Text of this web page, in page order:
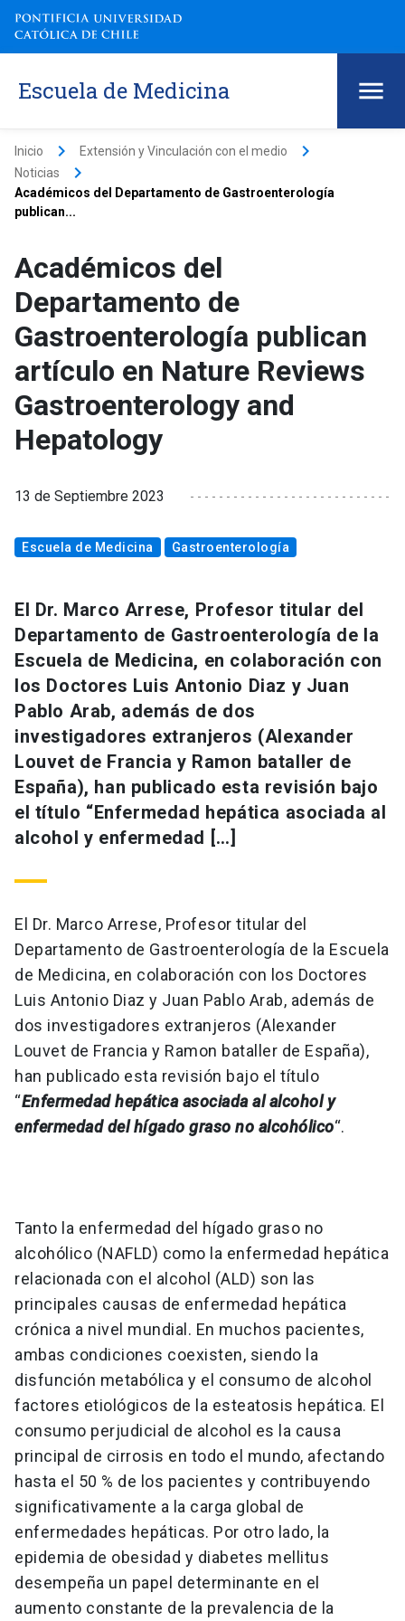
Escuela de Medicina
Inicio keyboard_arrow_right Extensión y Vinculación con el medio keyboard_arrow_right
Noticias keyboard_arrow_right
Académicos del Departamento de Gastroenterología
publican...
Académicos del
Departamento de
Gastroenterología publican
artículo en Nature Reviews
Gastroenterology and
Hepatology
13 de Septiembre 2023
Escuela de Medicina Gastroenterología
El Dr. Marco Arrese, Profesor titular del
Departamento de Gastroenterología de la
Escuela de Medicina, en colaboración con
los Doctores Luis Antonio Diaz y Juan
Pablo Arab, además de dos
investigadores extranjeros (Alexander
Louvet de Francia y Ramon bataller de
España), han publicado esta revisión bajo
el título “Enfermedad hepática asociada al
alcohol y enfermedad […]
El Dr. Marco Arrese, Profesor titular del
Departamento de Gastroenterología de la Escuela
de Medicina, en colaboración con los Doctores
Luis Antonio Diaz y Juan Pablo Arab, además de
dos investigadores extranjeros (Alexander
Louvet de Francia y Ramon bataller de España),
han publicado esta revisión bajo el título
“Enfermedad hepática asociada al alcohol y
enfermedad del hígado graso no alcohólico“.
Tanto la enfermedad del hígado graso no
alcohólico (NAFLD) como la enfermedad hepática
relacionada con el alcohol (ALD) son las
principales causas de enfermedad hepática
crónica a nivel mundial. En muchos pacientes,
ambas condiciones coexisten, siendo la
disfunción metabólica y el consumo de alcohol
factores etiológicos de la esteatosis hepática. El
consumo perjudicial de alcohol es la causa
principal de cirrosis en todo el mundo, afectando
hasta el 50 % de los pacientes y contribuyendo
significativamente a la carga global de
enfermedades hepáticas. Por otro lado, la
epidemia de obesidad y diabetes mellitus
desempeña un papel determinante en el
aumento constante de la prevalencia de la